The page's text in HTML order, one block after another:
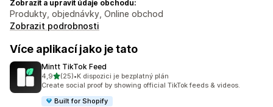
Zobrazit a upravit údaje obchodu:
Produkty, objednávky, Online obchod
Zobrazit podrobnosti
Více aplikací jako je tato
Mintt TikTok Feed
4,9z 5 hvězd
(25)
Celkový počet recenzí: 25
•K dispozici je bezplatný plán
Create social proof by showing official TikTok feeds & videos.
Built for Shopify